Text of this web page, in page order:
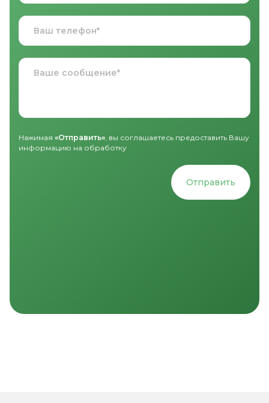
Нажимая «Отправить» , вы соглашаетесь предоставить Вашу
информацию на обработку
Отправить